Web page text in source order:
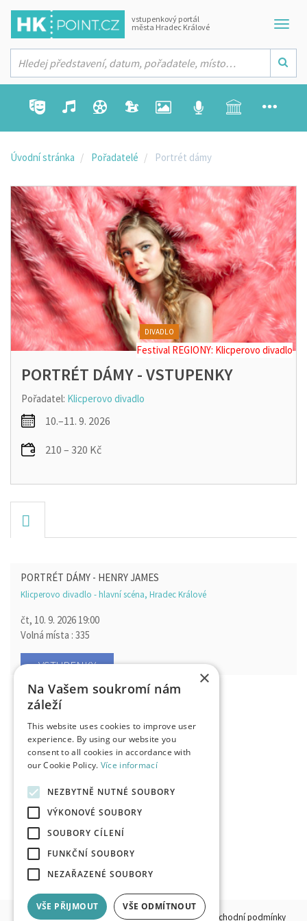
vstupenkový portál
města Hradec Králové
Úvodní stránka Pořadatelé Portrét dámy
PORTRÉT DÁMY - VSTUPENKY
Pořadatel: Klicperovo divadlo
10.–11. 9. 2026
210 – 320 Kč
DIVADLO
Festival REGIONY: Klicperovo divadlo
PORTRÉT DÁMY - HENRY JAMES
Klicperovo divadlo - hlavní scéna, Hradec Králové
čt, 10. 9. 2026 19:00
Volná místa : 335
VSTUPENKY
PORTRÉT DÁMY - HENRY JAMES
Klicperovo divadlo - hlavní scéna, Hradec Králové
pá, 11. 9. 2026 10:00
Volná místa : 385
© 2026, HKPOINT.CZ - Všechna práva vyhrazena. Obchodní podmínky
×
Na Vašem soukromí nám
záleží
This website uses cookies to improve user
experience. By using our website you
consent to all cookies in accordance with
our Cookie Policy. Více informací
NEZBYTNĚ NUTNÉ SOUBORY
VÝKONOVÉ SOUBORY
SOUBORY CÍLENÍ
FUNKČNÍ SOUBORY
NEZAŘAZENÉ SOUBORY
VŠE PŘIJMOUT VŠE ODMÍTNOUT